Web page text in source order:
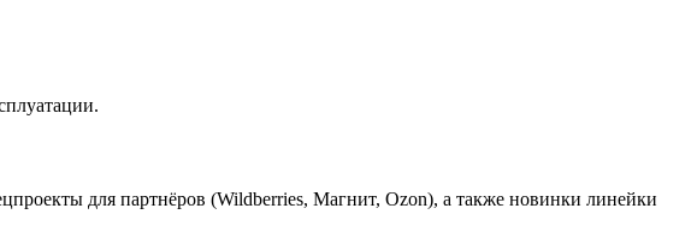
для партнёров (Wildberries, Магнит, Ozon), а также новинки линейки